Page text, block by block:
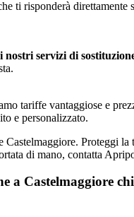
ti risponderà direttamente
servizi di
tariffe vantaggiose e
e personalizzato.
Proteggi
di mano, contatta
a Castelmaggiore